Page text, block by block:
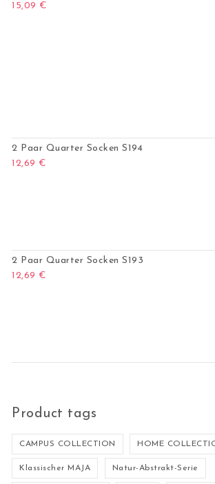
15,09 €
2 Paar Quarter Socken S194
12,69 €
2 Paar Quarter Socken S193
12,69 €
Product tags
CAMPUS COLLECTION HOME
Klassischer MAJA Natur-Abstrakt-Serie